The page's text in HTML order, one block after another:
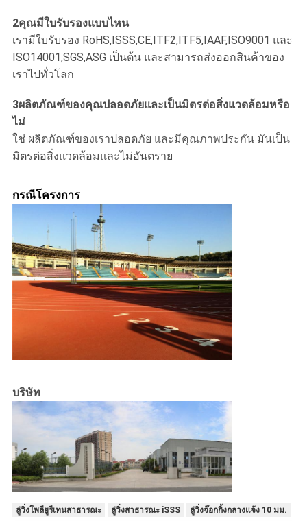
2คุณมีใบรับรองแบบไหน
เรามีใบรับรอง RoHS,ISSS,CE,ITF2,ITF5,IAAF,ISO9001 และ
ISO14001,SGS,ASG เป็นต้น และสามารถส่งออกสินค้าของ
เราไปทั่วโลก
3ผลิตภัณฑ์ของคุณปลอดภัยและเป็นมิตรต่อสิ่งแวดล้อมหรือ
ไม่
ใช่ ผลิตภัณฑ์ของเราปลอดภัย และมีคุณภาพประกัน มันเป็น
มิตรต่อสิ่งแวดล้อมและไม่อันตราย
กรณีโครงการ
บริษัท
ลู่วิ่งโพลียูรีเทนสาธารณะ ลู่วิ่งสาธารณะ iSSS ลู่วิ่งจ๊อกกิ้งกลางแจ้ง 10 มม.